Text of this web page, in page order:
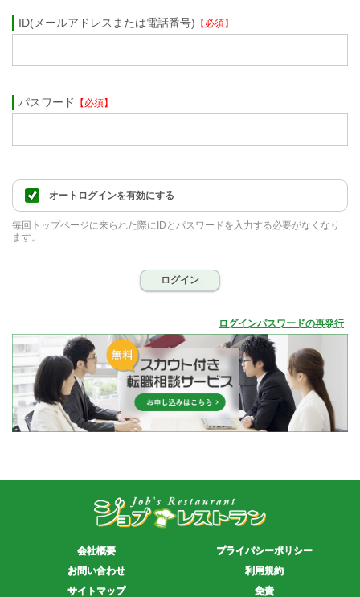
ID(メールアドレスまたは電話番号) 【必須】
パスワード 【必須】
オートログインを有効にする
毎回トップページに来られた際にIDとパスワードを入力する必要がなくなり
ます。
ログイン
ログインパスワードの再発行
会社概要
お問い合わせ
サイトマップ
プライバシーポリシー
利用規約
免責